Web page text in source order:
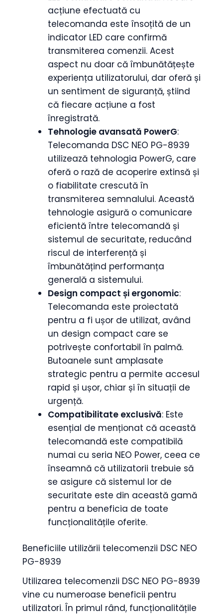
acțiune efectuată cu
telecomanda este însoțită de un
indicator LED care confirmă
transmiterea comenzii. Acest
aspect nu doar că îmbunătățește
experiența utilizatorului, dar oferă și
un sentiment de siguranță, știind
că fiecare acțiune a fost
înregistrată.
Tehnologie avansată PowerG:
Telecomanda DSC NEO PG-8939
utilizează tehnologia PowerG, care
oferă o rază de acoperire extinsă și
o fiabilitate crescută în
transmiterea semnalului. Această
tehnologie asigură o comunicare
eficientă între telecomandă și
sistemul de securitate, reducând
riscul de interferență și
îmbunătățind performanța
generală a sistemului.
Design compact și ergonomic:
Telecomanda este proiectată
pentru a fi ușor de utilizat, având
un design compact care se
potrivește confortabil în palmă.
Butoanele sunt amplasate
strategic pentru a permite accesul
rapid și ușor, chiar și în situații de
urgență.
Compatibilitate exclusivă: Este
esențial de menționat că această
telecomandă este compatibilă
numai cu seria NEO Power, ceea ce
înseamnă că utilizatorii trebuie să
se asigure că sistemul lor de
securitate este din această gamă
pentru a beneficia de toate
funcționalitățile oferite.
Beneficiile utilizării telecomenzii DSC NEO
PG-8939
Utilizarea telecomenzii DSC NEO PG-8939
vine cu numeroase beneficii pentru
utilizatori. În primul rând, funcționalitățile